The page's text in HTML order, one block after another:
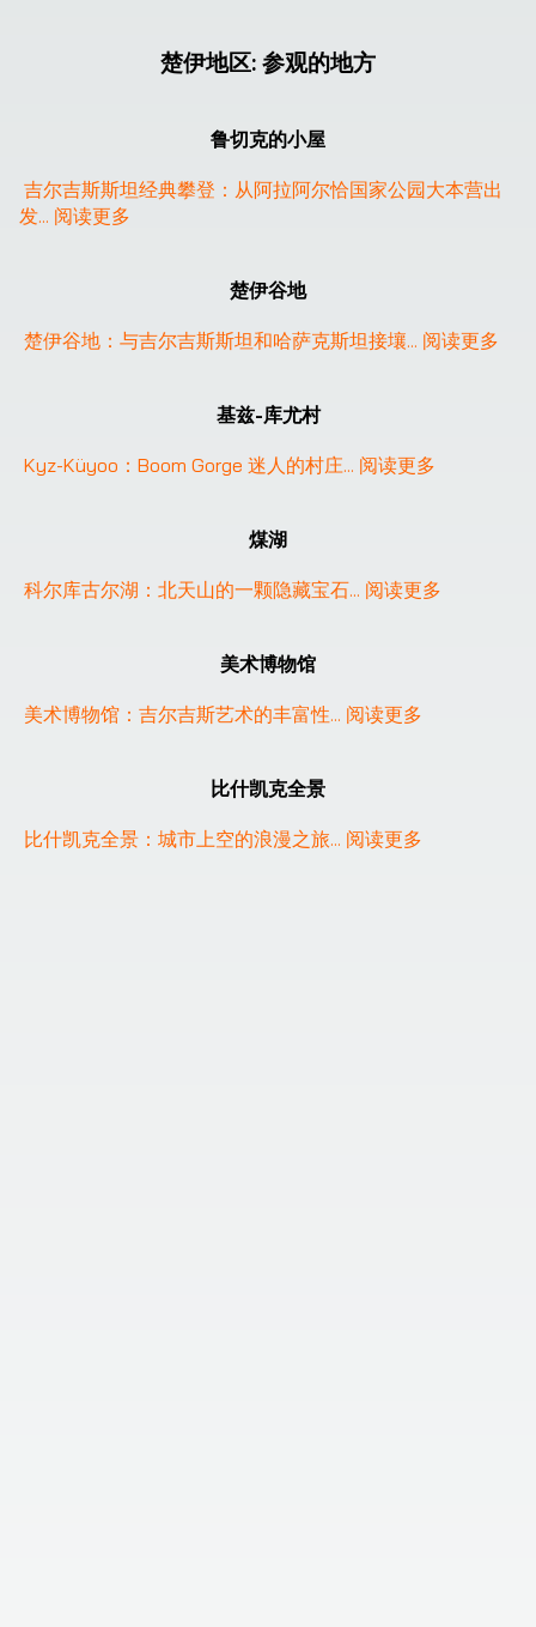
楚伊地区: 参观的地方
鲁切克的小屋
吉尔吉斯斯坦经典攀登：从阿拉阿尔恰国家公园大本营出
发... 阅读更多
楚伊谷地
楚伊谷地：与吉尔吉斯斯坦和哈萨克斯坦接壤... 阅读更多
基兹-库尤村
Kyz-Küyoo：Boom Gorge 迷人的村庄... 阅读更多
煤湖
科尔库古尔湖：北天山的一颗隐藏宝石... 阅读更多
美术博物馆
美术博物馆：吉尔吉斯艺术的丰富性... 阅读更多
比什凯克全景
比什凯克全景：城市上空的浪漫之旅... 阅读更多